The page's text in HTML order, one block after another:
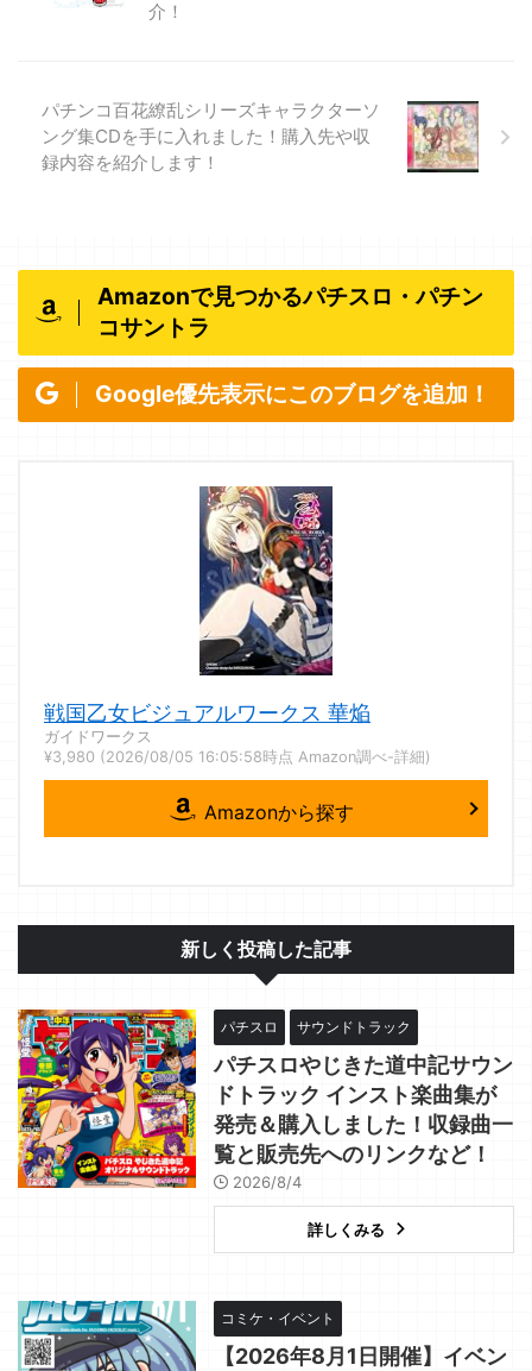
介！
パチンコ百花繚乱シリーズキャラクターソ
ング集CDを手に入れました！購入先や収
録内容を紹介します！
Amazonで見つかるパチスロ・パチン
コサントラ
Google優先表示にこのブログを追加！
戦国乙女ビジュアルワークス 華焔
ガイドワークス
¥3,980 (2026/08/05 16:05:58時点 Amazon調べ-詳細)
Amazonから探す
新しく投稿した記事
パチスロ サウンドトラック
パチスロやじきた道中記サウン
ドトラック インスト楽曲集が
発売＆購入しました！収録曲一
覧と販売先へのリンクなど！
2026/8/4
詳しくみる
コミケ・イベント
【2026年8月1日開催】イベン